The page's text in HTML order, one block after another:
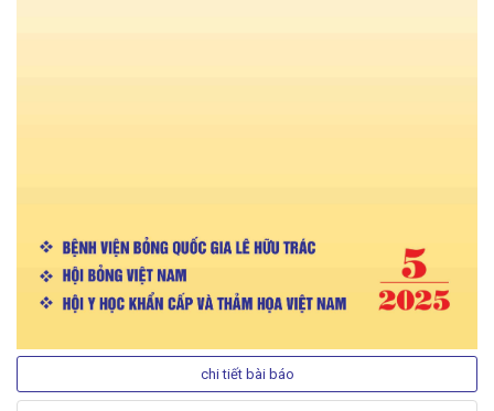
chi tiết bài báo